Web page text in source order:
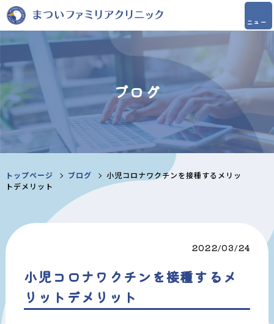
ブログ
トップページ ブログ
小児コロナワクチンを接種するメリッ
トデメリット
2022/03/24
小児コロナワクチンを接種するメ
リットデメリット